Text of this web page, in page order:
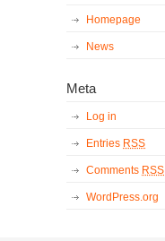
Homepage
News
Meta
Log in
Entries RSS
Comments RSS
WordPress.org